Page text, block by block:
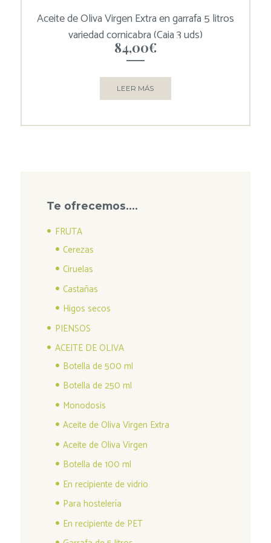
Aceite de Oliva Virgen Extra en garrafa 5 litros
variedad cornicabra (Caja 3 uds)
84,00€
LEER MÁS
Te ofrecemos….
FRUTA
Cerezas
Ciruelas
Castañas
Higos secos
PIENSOS
ACEITE DE OLIVA
Botella de 500 ml
Botella de 250 ml
Monodosis
Aceite de Oliva Virgen Extra
Aceite de Oliva Virgen
Botella de 100 ml
En recipiente de vidrio
Para hostelería
En recipiente de PET